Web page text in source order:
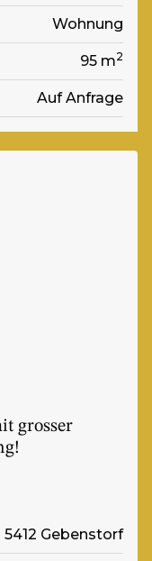
Wohnung
95 m2
Auf Anfrage
grosser
5412 Gebenstorf